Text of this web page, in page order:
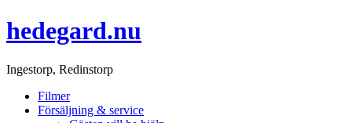
hedegard.nu
Ingestorp, Redinstorp
Filmer
Försäljning & service